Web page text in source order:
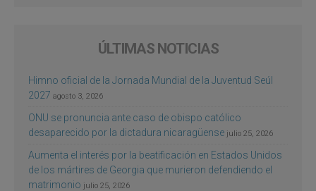
ÚLTIMAS NOTICIAS
Himno oficial de la Jornada Mundial de la Juventud Seúl
2027 agosto 3, 2026
ONU se pronuncia ante caso de obispo católico
desaparecido por la dictadura nicaragüense julio 25, 2026
Aumenta el interés por la beatificación en Estados Unidos
de los mártires de Georgia que murieron defendiendo el
matrimonio julio 25, 2026